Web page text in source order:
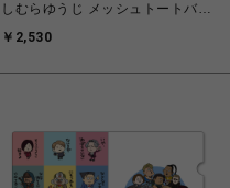
しむらゆうじ メッシュトートバッ
￥2,530